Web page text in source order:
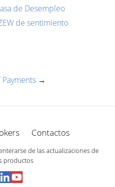
de Desempleo
de sentimiento
→
Contactos
de las actualizaciones de
productos